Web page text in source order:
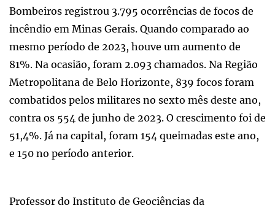
Bombeiros registrou 3.795 ocorrências de focos de
incêndio em Minas Gerais. Quando comparado ao
mesmo período de 2023, houve um aumento de
81%. Na ocasião, foram 2.093 chamados. Na Região
Metropolitana de Belo Horizonte, 839 focos foram
combatidos pelos militares no sexto mês deste ano,
contra os 554 de junho de 2023. O crescimento foi de
51,4%. Já na capital, foram 154 queimadas este ano,
e 150 no período anterior.
Professor do Instituto de Geociências da